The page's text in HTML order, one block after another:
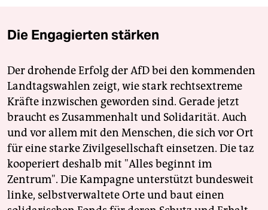
Die Engagierten stärken
Der drohende Erfolg der AfD bei den kommenden
Landtagswahlen zeigt, wie stark rechtsextreme
Kräfte inzwischen geworden sind. Gerade jetzt
braucht es Zusammenhalt und Solidarität. Auch
und vor allem mit den Menschen, die sich vor Ort
für eine starke Zivilgesellschaft einsetzen. Die taz
kooperiert deshalb mit "Alles beginnt im
Zentrum". Die Kampagne unterstützt bundesweit
linke, selbstverwaltete Orte und baut einen